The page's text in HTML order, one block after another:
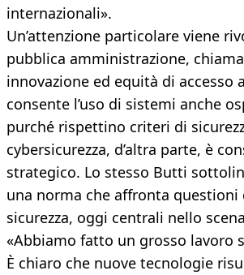
internazionali».
Un’attenzione particolare viene
pubblica amministrazione,
innovazione ed equità di accesso
consente l’uso di sistemi anche
purché rispettino criteri di
cybersicurezza, d’altra parte, è
strategico. Lo stesso Butti
una norma che affronta questioni
sicurezza, oggi centrali nello
«Abbiamo fatto un grosso lavoro
È chiaro che nuove tecnologie